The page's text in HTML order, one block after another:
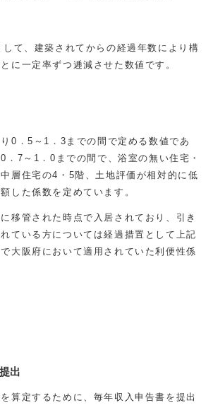
、建築されてからの経過年数により構
に一定率ずつ逓減させた数値です。
0．5～1．3までの間で定める数値であ
．7～1．0までの間で、浴室の無い住宅・
層住宅の4・5階、土地評価が相対的に低
した係数を定めています。
移管された時点で入居されており、引き
ている方については経過措置として上記
大阪府において適用されていた利便性係
出
算定するために、毎年収入申告書を提出